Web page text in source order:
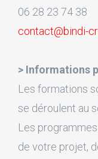
06 28 23 74 38
contact@bindi-
> Informations
Les formations
se déroulent au
Les
de votre projet,